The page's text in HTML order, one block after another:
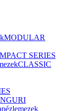
MODULAR
SERIES
CLASSIC